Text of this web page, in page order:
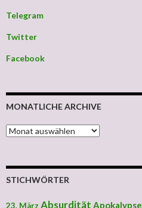
Telegram
Twitter
Facebook
MONATLICHE ARCHIVE
MONATLICHE ARCHIVE
STICHWÖRTER
23. März Absurdität Apokalypse